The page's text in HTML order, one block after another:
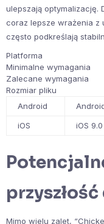
ulepszają optymalizację.
coraz lepsze wrażenia z
często podkreślają
Platforma
Minimalne wymagania
Zalecane wymagania
Rozmiar pliku
Android
iOS
iOS 9.0
Mimo wielu zalet,